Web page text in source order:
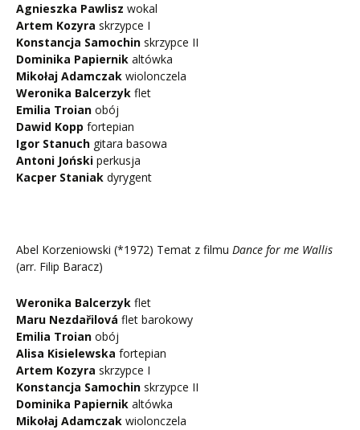
Agnieszka Pawlisz wokal
Artem Kozyra skrzypce I
Konstancja Samochin skrzypce II
Dominika Papiernik altówka
Mikołaj Adamczak wiolonczela
Weronika Balcerzyk flet
Emilia Troian obój
Dawid Kopp fortepian
Igor Stanuch gitara basowa
Antoni Joński perkusja
Kacper Staniak dyrygent
Abel Korzeniowski (*1972) Temat z filmu Dance for me Wallis
(arr. Filip Baracz)
Weronika Balcerzyk flet
Maru Nezdařilová flet barokowy
Emilia Troian obój
Alisa Kisielewska fortepian
Artem Kozyra skrzypce I
Konstancja Samochin skrzypce II
Dominika Papiernik altówka
Mikołaj Adamczak wiolonczela